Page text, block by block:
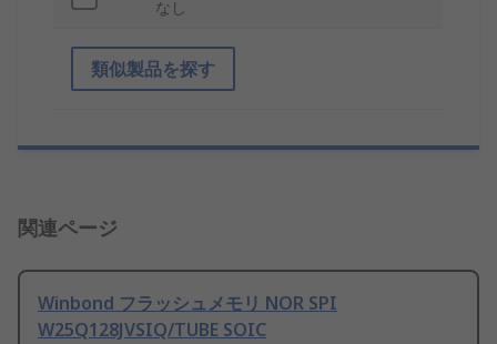
なし
類似製品を探す
関連ページ
Winbond フラッシュメモリ NOR SPI
W25Q128JVSIQ/TUBE SOIC